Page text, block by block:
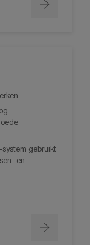
system gebruikt
en